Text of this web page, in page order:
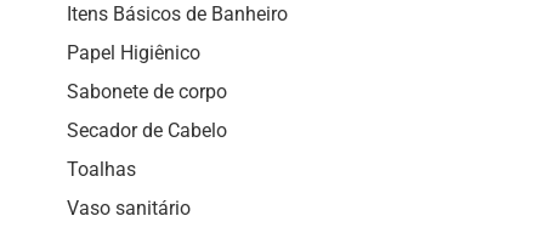
Itens Básicos de Banheiro
Papel Higiênico
Sabonete de corpo
Secador de Cabelo
Toalhas
Vaso sanitário